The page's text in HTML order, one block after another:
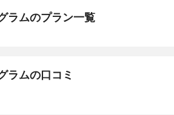
ラムのプラン一覧
ラムの口コミ